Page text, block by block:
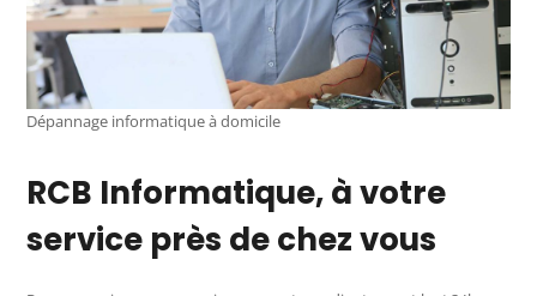
Dépannage informatique à domicile
RCB Informatique, à votre
service près de chez vous